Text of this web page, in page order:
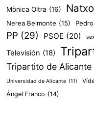
Mònica Oltra (16)
Nerea Belmonte (15)
PP (29) PSOE (20)
Televisión (18)
Tripartito de Alicante
Universidad de Alicante (11)
Ángel Franco (14)